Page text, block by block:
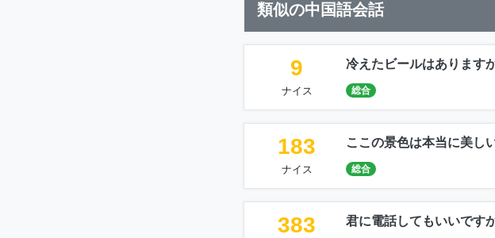
類似の中国語会話
9
ナイス
冷えたビールはあります
総合
183
ナイス
ここの景色は本当に美し
総合
383 君に電話してもいいです